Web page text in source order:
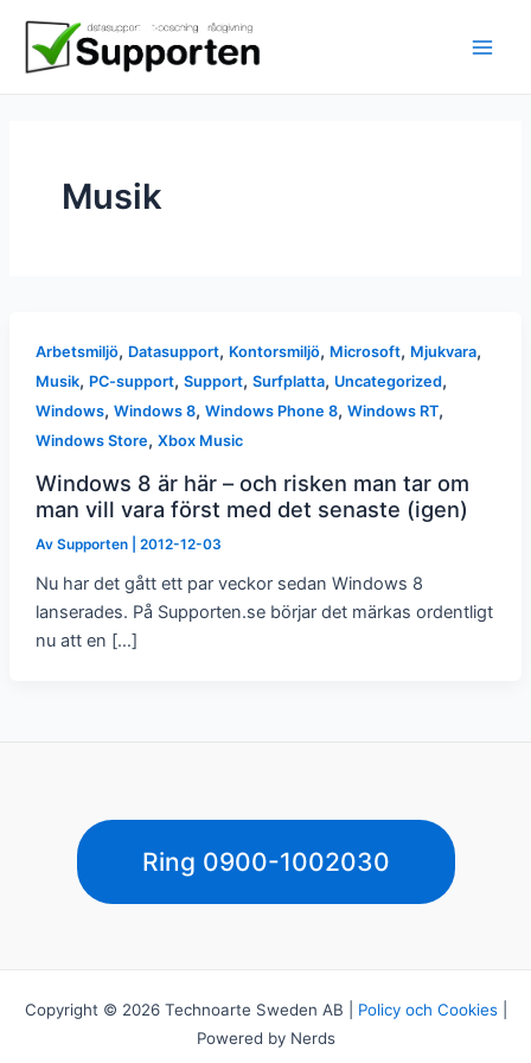
innehåll
Musik
Arbetsmiljö, Datasupport, Kontorsmiljö, Microsoft, Mjukvara,
Musik, PC-support, Support, Surfplatta, Uncategorized,
Windows, Windows 8, Windows Phone 8, Windows RT,
Windows Store, Xbox Music
Windows 8 är här – och risken man tar om
man vill vara först med det senaste (igen)
Av Supporten 2012-12-03
Nu har det gått ett par veckor sedan Windows 8
lanserades. På Supporten.se börjar det märkas ordentligt
nu att en […]
Ring 0900-1002030
Copyright © 2026 Technoarte Sweden AB | Policy och Cookies|
Powered by Nerds